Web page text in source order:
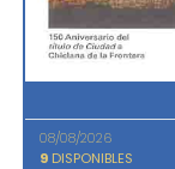
08/08/2026
9 DISPONIBLES